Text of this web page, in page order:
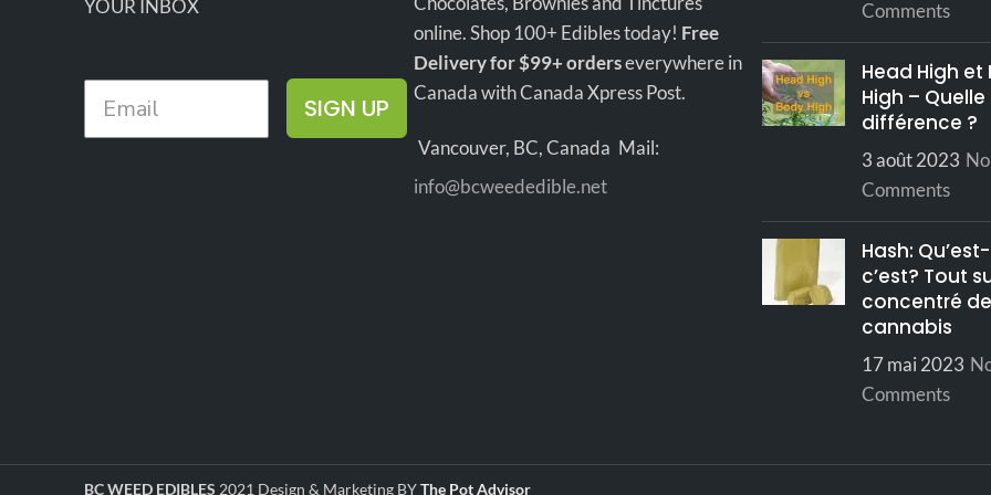
prix!Sans vous mettre K.O., ce
hash vous procura un high puissant
et relaxant.
LIBANAIS ROUGE
haute qualité.Au début,
d'euphorie qui fera son
dans votre corps. Lehash
gestion de la douleur.
INFORMATIONS
LE HASH
MAROCAIN
Phénotype Hybride
40%+
YOUR INBOX
SIGN UP
online. Shop 100+ Edibles today! Free
Delivery for $99+ orderseverywhere in
Canada with Canada Xpress Post.
Vancouver, BC, Canada Mail:
info@bcweededible.net
Comments
Head High et
High –
différence ?
3 août 2023 No
Comments
Hash:
c’est? Tout
concentré de
cannabis
17 mai 2023
Comments
BC WEED EDIBLES 2021 Design & Marketing BYThe Pot Advisor